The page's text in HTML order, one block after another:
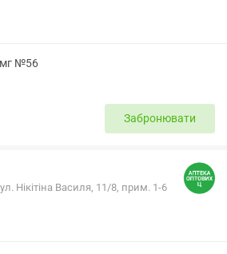
№56
Забронювати
Нікітіна Василя, 11/8, прим. 1-6